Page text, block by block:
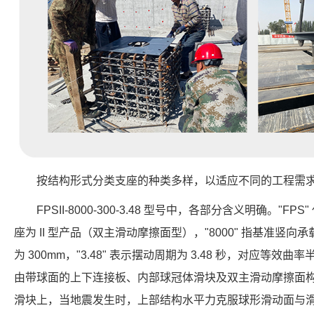
按结构形式分类支座的种类多样，以适应不同的工程需
FPSII-8000-300-3.48 型号中，各部分含义明确。
座为 II 型产品（双主滑动摩擦面型），"8000" 指基准竖向
为 300mm，"3.48" 表示摆动周期为 3.48 秒，对应等效曲率
由带球面的上下连接板、内部球冠体滑块及双主滑动摩擦面
滑块上，当地震发生时，上部结构水平力克服球形滑动面与